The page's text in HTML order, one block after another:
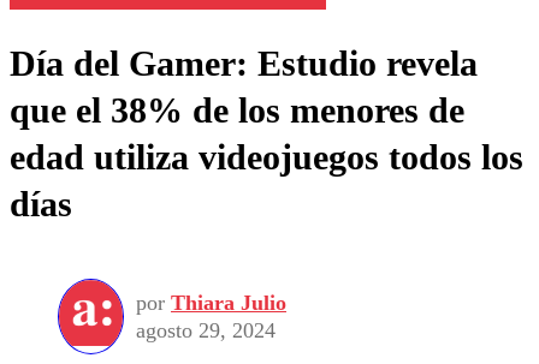
Día del Gamer: Estudio revela
que el 38% de los menores de
edad utiliza videojuegos todos los
días
por Thiara Julio
agosto 29, 2024